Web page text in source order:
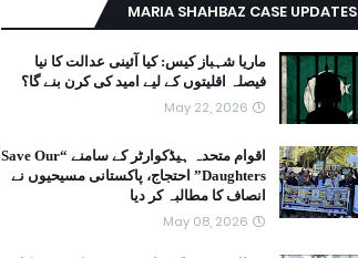
MARIA SHAHBAZ CASE UPDATES
ماریا شہباز کیس: کیا آئینی عدالت کا نیا
فیصلہ اقلیتوں کے لیے امید کی کرن بنے گا؟
May 22, 2026
اقوام متحدہ ہیڈکوارٹر کے سامنے “Save Our
Daughters” احتجاج، پاکستانی مسیحیوں نے
انصاف کا مطالبہ کر دیا
May 08, 2026